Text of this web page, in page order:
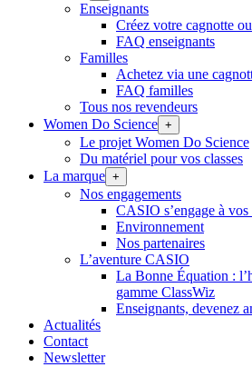
Enseignants
Créez votre cagnotte
FAQ enseignants
Familles
Achetez via une
FAQ familles
Tous nos revendeurs
Women Do Science +
Le projet Women Do Science
Du matériel pour vos classes
La marque +
Nos engagements
CASIO s’engage à vos
Environnement
Nos partenaires
L’aventure CASIO
La Bonne Équation :
gamme ClassWiz
Enseignants, devenez
Actualités
Contact
Newsletter